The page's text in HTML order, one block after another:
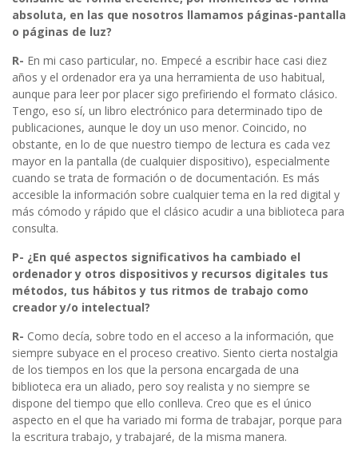
absoluta, en las que nosotros llamamos páginas-pantalla
o páginas de luz?
R- En mi caso particular, no. Empecé a escribir hace casi diez
años y el ordenador era ya una herramienta de uso habitual,
aunque para leer por placer sigo prefiriendo el formato clásico.
Tengo, eso sí, un libro electrónico para determinado tipo de
publicaciones, aunque le doy un uso menor. Coincido, no
obstante, en lo de que nuestro tiempo de lectura es cada vez
mayor en la pantalla (de cualquier dispositivo), especialmente
cuando se trata de formación o de documentación. Es más
accesible la información sobre cualquier tema en la red digital y
más cómodo y rápido que el clásico acudir a una biblioteca para
consulta.
P- ¿En qué aspectos significativos ha cambiado el
ordenador y otros dispositivos y recursos digitales tus
métodos, tus hábitos y tus ritmos de trabajo como
creador y/o intelectual?
R- Como decía, sobre todo en el acceso a la información, que
siempre subyace en el proceso creativo. Siento cierta nostalgia
de los tiempos en los que la persona encargada de una
biblioteca era un aliado, pero soy realista y no siempre se
dispone del tiempo que ello conlleva. Creo que es el único
aspecto en el que ha variado mi forma de trabajar, porque para
la escritura trabajo, y trabajaré, de la misma manera.